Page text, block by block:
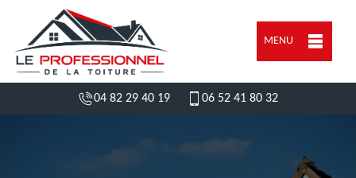
MENU
04 82 29 40 19 06 52 41 80 32